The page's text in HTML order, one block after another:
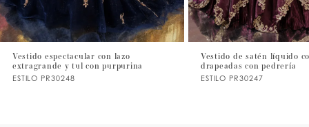
6
7
8
Vestido espectacular con lazo
extragrande y tul con purpurina
ESTILO PR30248
Vestido de satén líquido
drapeadas con pedrería
ESTILO PR30247